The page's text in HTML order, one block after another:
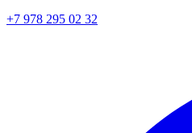
+7 978 295 02 32